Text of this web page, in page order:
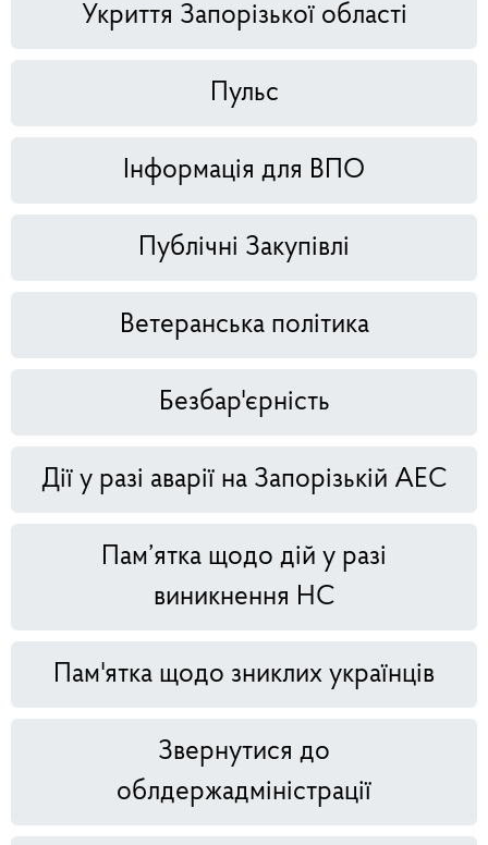
Укриття Запорізької області
Пульс
Інформація для ВПО
Публічні Закупівлі
Ветеранська політика
Безбар'єрність
Дії у разі аварії на Запорізькій АЕС
Пам’ятка щодо дій у разі
виникнення НС
Пам'ятка щодо зниклих українців
Звернутися до
облдержадміністрації